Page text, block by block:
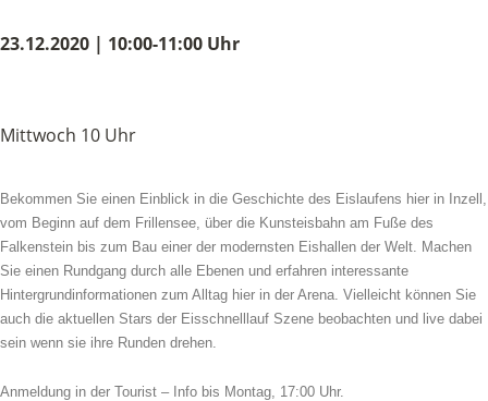
23.12.2020 | 10:00-11:00 Uhr
Mittwoch 10 Uhr
Bekommen Sie einen Einblick in die Geschichte des Eislaufens hier in Inzell,
vom Beginn auf dem Frillensee, über die Kunsteisbahn am Fuße des
Falkenstein bis zum Bau einer der modernsten Eishallen der Welt. Machen
Sie einen Rundgang durch alle Ebenen und erfahren interessante
Hintergrundinformationen zum Alltag hier in der Arena. Vielleicht können Sie
auch die aktuellen Stars der Eisschnelllauf Szene beobachten und live dabei
sein wenn sie ihre Runden drehen.
Anmeldung in der Tourist – Info bis Montag, 17:00 Uhr.